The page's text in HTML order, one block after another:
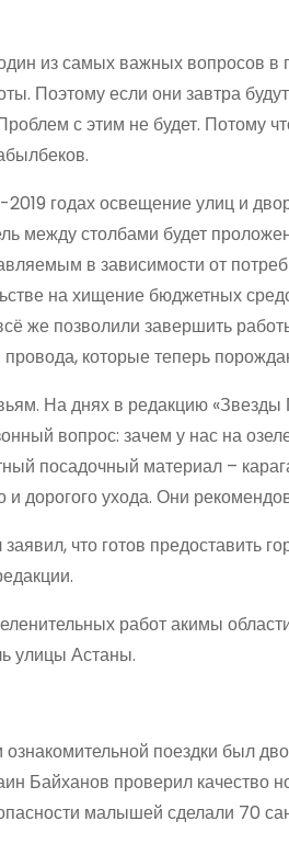
из самых важных вопросов
Поэтому если они завтра
с этим не будет. Потому
годах освещение улиц и
между столбами будет
в зависимости от
на хищение бюджетных
же позволили завершить
провода, которые теперь
На днях в редакцию
вопрос: зачем у нас на
посадочный материал –
и дорогого ухода. Они
что готов предоставить
работ акимы
улицы Астаны.
поездки был
Байханов проверил качество
малышей сделали 70